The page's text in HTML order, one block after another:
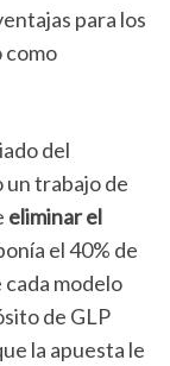
para los
como
del
un trabajo de
eliminar el
el 40% de
cada modelo
de GLP
la apuesta le